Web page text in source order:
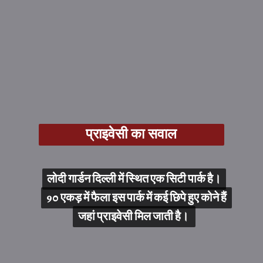
प्राइवेसी का सवाल
लोदी गार्डन दिल्ली में स्थित एक सिटी पार्क है।
90 एकड़ में फैला इस पार्क में कई छिपे हुए कोने हैं
जहां प्राइवेसी मिल जाती है।
लोदी गार्डन दिल्ली में स्थित एक सिटी पार्क है।
90 एकड़ में फैला इस पार्क में कई छिपे हुए कोने हैं
जहां प्राइवेसी मिल जाती है।